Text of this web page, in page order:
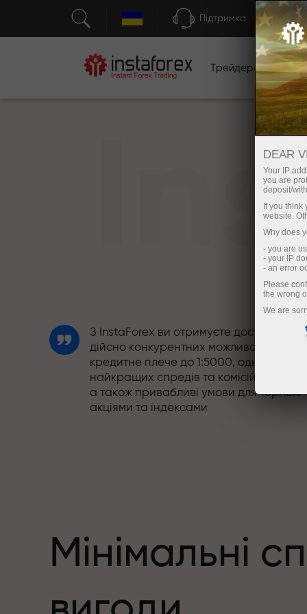
Підтримка
Трейдерам
З InstaForex ви отримуєте доступ до
дійсно конкурентних можливостей:
кредитне плече до 1:5000, одні з
найкращих спредів та комісій на ринку,
а також привабливі умови для торгівлі
акціями та індексами
додає елементи драйву та дисципліни
Мінімальні
DEAR
Your IP
you are
deposit/
If you
website.
Why does
- you are
- your IP
- an error
Please
the wrong
We are